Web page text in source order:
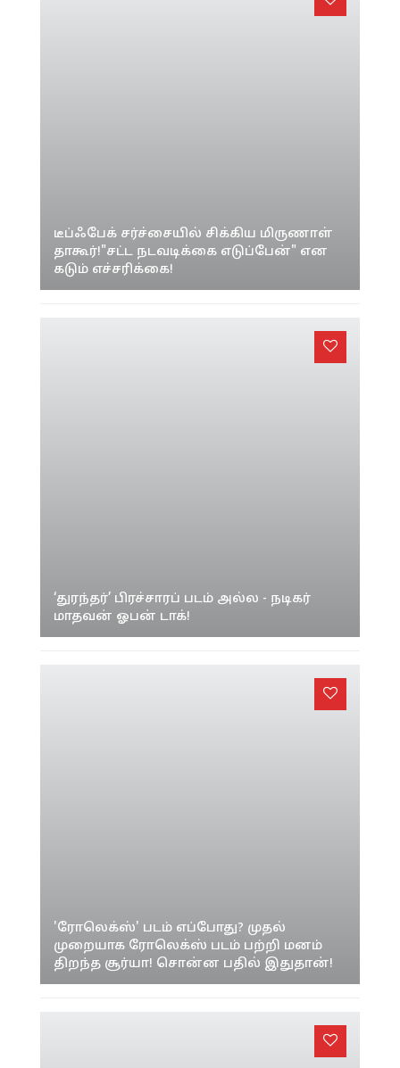
டீப்ஃபேக் சர்ச்சையில் சிக்கிய மிருணாள்
தாகூர்!"சட்ட நடவடிக்கை எடுப்பேன்" என
‘துரந்தர்’ பிரச்சாரப் படம் அல்ல - நடிகர்
'ரோலெக்ஸ்' படம் எப்போது? முதல்
முறையாக ரோலெக்ஸ் படம் பற்றி மனம்